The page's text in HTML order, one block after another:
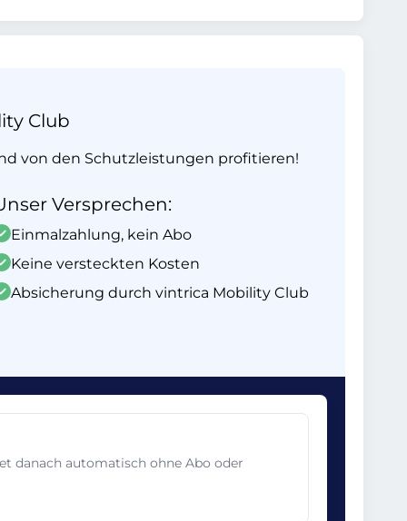
Club
von den Schutzleistungen profitieren!
Versprechen:
Einmalzahlung, kein Abo
Keine versteckten Kosten
Absicherung durch vintrica Mobility Club
danach automatisch ohne Abo oder